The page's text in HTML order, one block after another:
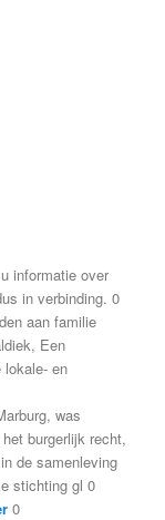
informatie over
in verbinding. 0
aan familie
Een
lokale- en
was
burgerlijk recht,
de samenleving
stichting gl 0
0